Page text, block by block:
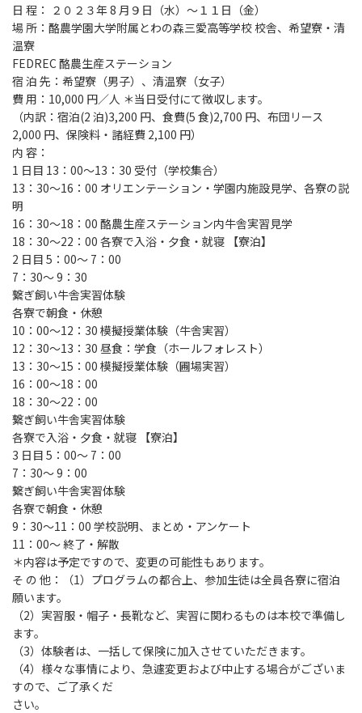
日 程： ２０２３年 8 月９日（水）～１１日（金）
場 所：酪農学園大学附属とわの森三愛高等学校 校舎、希望寮・清
温寮
FEDREC 酪農生産ステーション
宿 泊 先：希望寮（男子）、清温寮（女子）
費 用：10,000 円／人 ＊当日受付にて徴収します。
（内訳：宿泊(2 泊)3,200 円、食費(5 食)2,700 円、布団リース
2,000 円、保険料・諸経費 2,100 円）
内 容：
1 日目 13：00～13：30 受付（学校集合）
13：30～16：00 オリエンテーション・学園内施設見学、各寮の説
明
16：30～18：00 酪農生産ステーション内牛舎実習見学
18：30～22：00 各寮で入浴・夕食・就寝 【寮泊】
2 日目 5：00～ 7：00
7：30～ 9：30
繋ぎ飼い牛舎実習体験
各寮で朝食・休憩
10：00～12：30 模擬授業体験（牛舎実習）
12：30～13：30 昼食：学食（ホールフォレスト）
13：30～15：00 模擬授業体験（圃場実習）
16：00～18：00
18：30～22：00
繋ぎ飼い牛舎実習体験
各寮で入浴・夕食・就寝 【寮泊】
3 日目 5：00～ 7：00
7：30～ 9：00
繋ぎ飼い牛舎実習体験
各寮で朝食・休憩
9：30～11：00 学校説明、まとめ・アンケート
11：00～ 終了・解散
＊内容は予定ですので、変更の可能性もあります。
そ の 他：（1）プログラムの都合上、参加生徒は全員各寮に宿泊
願います。
（2）実習服・帽子・長靴など、実習に関わるものは本校で準備し
ます。
（3）体験者は、一括して保険に加入させていただきます。
（4）様々な事情により、急遽変更および中止する場合がございま
すので、ご了承くだ
さい。